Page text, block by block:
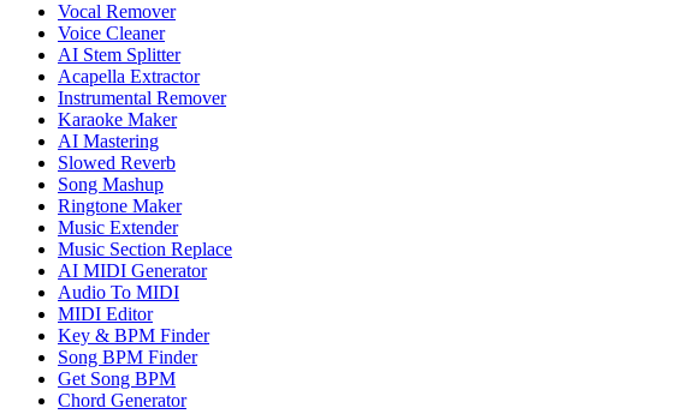
Vocal Remover
Voice Cleaner
AI Stem Splitter
Acapella Extractor
Instrumental Remover
Karaoke Maker
AI Mastering
Slowed Reverb
Song Mashup
Ringtone Maker
Music Extender
Music Section Replace
AI MIDI Generator
Audio To MIDI
MIDI Editor
Key & BPM Finder
Song BPM Finder
Get Song BPM
Chord Generator